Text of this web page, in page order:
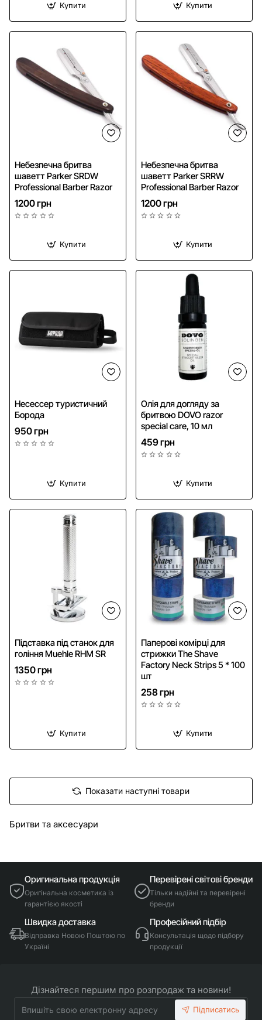
Бритви та аксесуари
Купити Купити
Небезпечна бритва
шаветт Parker SRDW
Professional Barber Razor
1200 грн
Купити
Небезпечна бритва
шаветт Parker SRRW
Professional Barber Razor
1200 грн
Купити
Несессер туристичний
Борода
950 грн
Купити
Олія для догляду за
бритвою DOVO razor
special care, 10 мл
459 грн
Купити
Підставка під станок для
гоління Muehle RHM SR
1350 грн
Купити
Паперові комірці для
стрижки The Shave
Factory Neck Strips 5 * 100
шт
258 грн
Купити
Показати наступні товари
Оригинальна продукція
Оригінальна косметика із
гарантією якості
Перевірені світові бренди
Тільки надійні та перевірені
бренди
Швидка доставка
Відправка Новою Поштою по
Україні
Професійний підбір
Консультація щодо підбору
продукції
Дізнайтеся першим про розпродаж та новини!
свою
Підписатись